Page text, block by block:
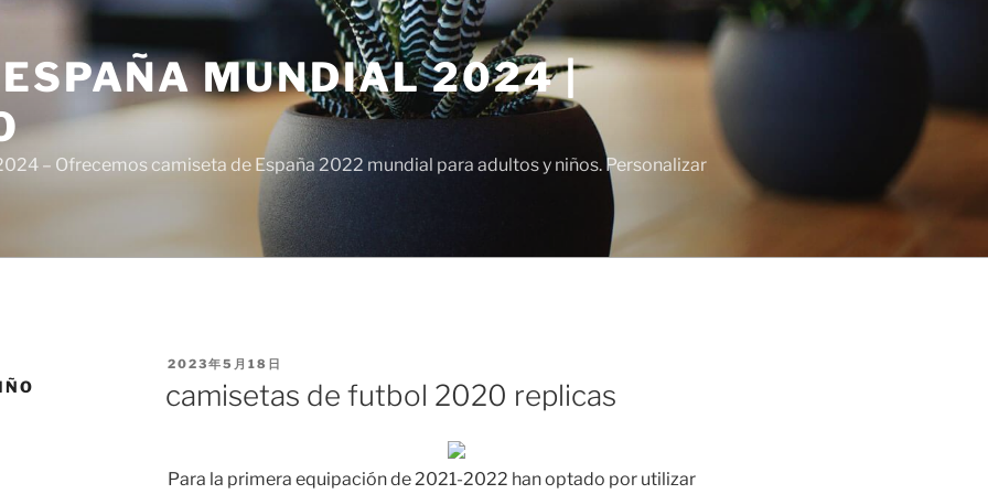
MUNDIAL 2024 |
– Ofrecemos camiseta de España 2022 mundial para adultos y niños. Personalizar
PUBLICADO
2023年5月18日
camisetas de futbol 2020 replicas
Para la primera equipación de 2021-2022 han optado por utilizar